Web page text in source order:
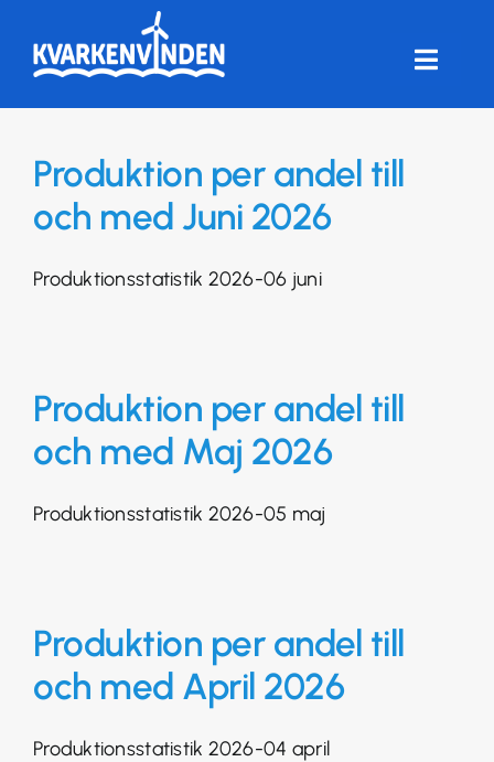
innehållet
Toggle
FÖRENINGEN
VINDKRAFT
ANDELSTORG
Produktion per andel till
och med Juni 2026
Produktionsstatistik 2026-06 juni
Produktion per andel till
och med Maj 2026
Produktionsstatistik 2026-05 maj
Produktion per andel till
och med April 2026
Produktionsstatistik 2026-04 april